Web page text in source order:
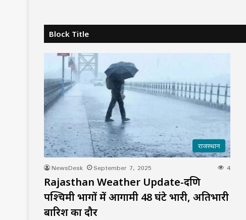
Block Title
राजस्थान
NewsDesk September 7, 2025 4
Rajasthan Weather Update-दक्षिण
पश्चिमी भागों में आगामी 48 घंटे भारी, अतिभारी
बारिश का दौर